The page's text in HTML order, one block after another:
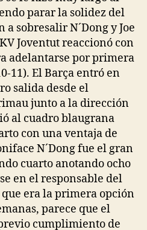
parar la solidez del
sobresalir N´Dong y Joe
Joventut reaccionó con
adelantarse por primera
11). El Barça entró en
salida desde el
junto a la dirección
al cuadro blaugrana
con una ventaja de
N´Dong fue el gran
cuarto anotando ocho
en el responsable del
que era la primera opción
parece que el
cumplimiento de